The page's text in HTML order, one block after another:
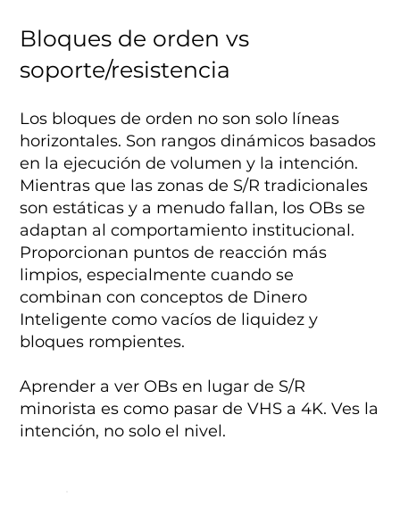
Bloques de orden vs
soporte/resistencia
Los bloques de orden no son solo líneas
horizontales. Son rangos dinámicos basados
en la ejecución de volumen y la intención.
Mientras que las zonas de S/R tradicionales
son estáticas y a menudo fallan, los OBs se
adaptan al comportamiento institucional.
Proporcionan puntos de reacción más
limpios, especialmente cuando se
combinan con conceptos de Dinero
Inteligente como vacíos de liquidez y
bloques rompientes.
Aprender a ver OBs en lugar de S/R
minorista es como pasar de VHS a 4K. Ves la
intención, no solo el nivel.